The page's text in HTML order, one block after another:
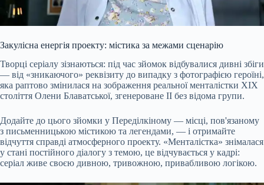
Закулісна енергія проекту: містика за межами сценарію
Творці серіалу зізнаються: під час зйомок відбувалися дивні збіги
— від «зникаючого» реквізиту до випадку з фотографією героїні,
яка раптово змінилася на зображення реальної менталістки ХІХ
століття Олени Блаватської, згенероване ІІ без відома групи.
Додайте до цього зйомки у Переділкіному — місці, пов'язаному
з письменницькою містикою та легендами, — і отримайте
відчуття справді атмосферного проекту. «Менталістка» знімалася
у стані постійного діалогу з темою, це відчувається у кадрі:
серіал живе своєю дивною, тривожною, привабливою логікою.